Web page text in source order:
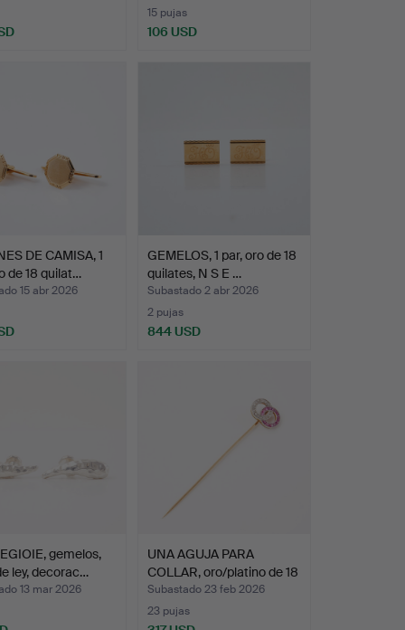
15 pujas
106 USD
DE CAMISA, 1
de 18 quilat…
15 abr 2026
GEMELOS, 1 par, oro de 18
quilates, N S E …
Subastado 2 abr 2026
2 pujas
844 USD
gemelos,
ley, decorac…
13 mar 2026
UNA AGUJA PARA
COLLAR, oro/platino de 18
q…
Subastado 23 feb 2026
23 pujas